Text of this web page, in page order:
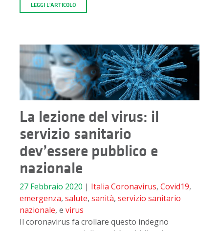
LEGGI L'ARTICOLO
La lezione del virus: il
servizio sanitario
dev’essere pubblico e
nazionale
27 Febbraio 2020 | Italia Coronavirus, Covid19,
emergenza, salute, sanità, servizio sanitario
nazionale, e virus
Il coronavirus fa crollare questo indegno